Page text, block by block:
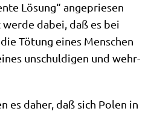
Lösung“ ange­prie­sen
dabei, daß es bei
Tötung eines Men­schen
unschul­di­gen und wehr­
es daher, daß sich Polen in